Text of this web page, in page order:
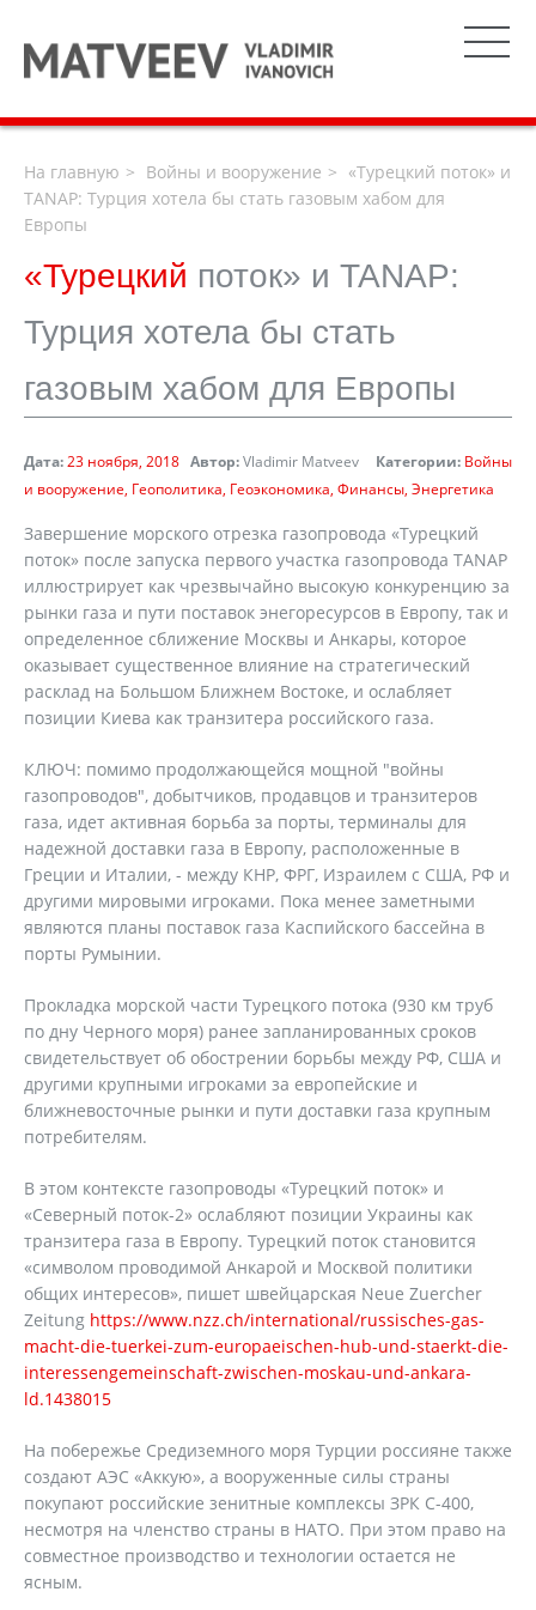
На главную Войны и вооружение
«Турецкий поток» и
TANAP: Турция хотела бы стать газовым хабом для
Европы
«Турецкий поток» и TANAP:
Турция хотела бы стать
газовым хабом для Европы
Дата:23 ноября, 2018 Автор:Vladimir Matveev Категории: Войны
и вооружение Геополитика Геоэкономика Финансы Энергетика
Завершение морского отрезка газопровода «Турецкий
поток» после запуска первого участка газопровода TANAP
иллюстрирует как чрезвычайно высокую конкуренцию за
рынки газа и пути поставок энегоресурсов в Европу, так и
определенное сближение Москвы и Анкары, которое
оказывает существенное влияние на стратегический
расклад на Большом Ближнем Востоке, и ослабляет
позиции Киева как транзитера российского газа.
КЛЮЧ: помимо продолжающейся мощной "войны
газопроводов", добытчиков, продавцов и транзитеров
газа, идет активная борьба за порты, терминалы для
надежной доставки газа в Европу, расположенные в
Греции и Италии, - между КНР, ФРГ, Израилем с США, РФ и
другими мировыми игроками. Пока менее заметными
являются планы поставок газа Каспийского бассейна в
порты Румынии.
Прокладка морской части Турецкого потока (930 км труб
по дну Черного моря) ранее запланированных сроков
свидетельствует об обострении борьбы между РФ, США и
другими крупными игроками за европейские и
ближневосточные рынки и пути доставки газа крупным
потребителям.
В этом контексте газопроводы «Турецкий поток» и
«Северный поток-2» ослабляют позиции Украины как
транзитера газа в Европу. Турецкий поток становится
«символом проводимой Анкарой и Москвой политики
общих интересов», пишет швейцарская Neue Zuercher
Zeitung https://www.nzz.ch/international/russisches-gas-
macht-die-tuerkei-zum-europaeischen-hub-und-staerkt-die-
interessengemeinschaft-zwischen-moskau-und-ankara-
ld.1438015
На побережье Средиземного моря Турции россияне также
создают АЭС «Аккую», а вооруженные силы страны
покупают российские зенитные комплексы ЗРК С-400,
несмотря на членство страны в НАТО. При этом право на
совместное производство и технологии остается не
ясным.